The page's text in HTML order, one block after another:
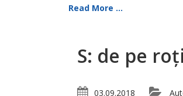
Read More ...
S: de pe
03.09.2018